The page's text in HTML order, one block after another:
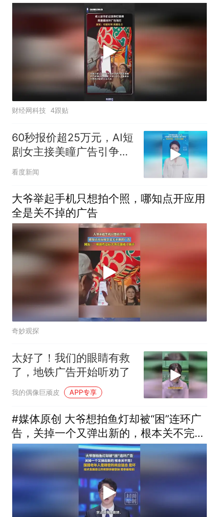
财经网科技 4跟贴
60秒报价超25万元，AI短
剧女主接美瞳广告引争
议，网友质疑：AI怎么试
看度新闻
大爷举起手机只想拍个照，哪知点开应用
全是关不掉的广告
奇妙观探
太好了！我们的眼睛有救
了，地铁广告开始听劝了
我的偶像巨顽皮 APP专享
#媒体原创 大爷想拍鱼灯却被“困”连环广
告，关掉一个又弹出新的，根本关不完！
围猎老年人是精密的商业狙击，是坏，技
术发展是让所有群体被容纳 而非被收割